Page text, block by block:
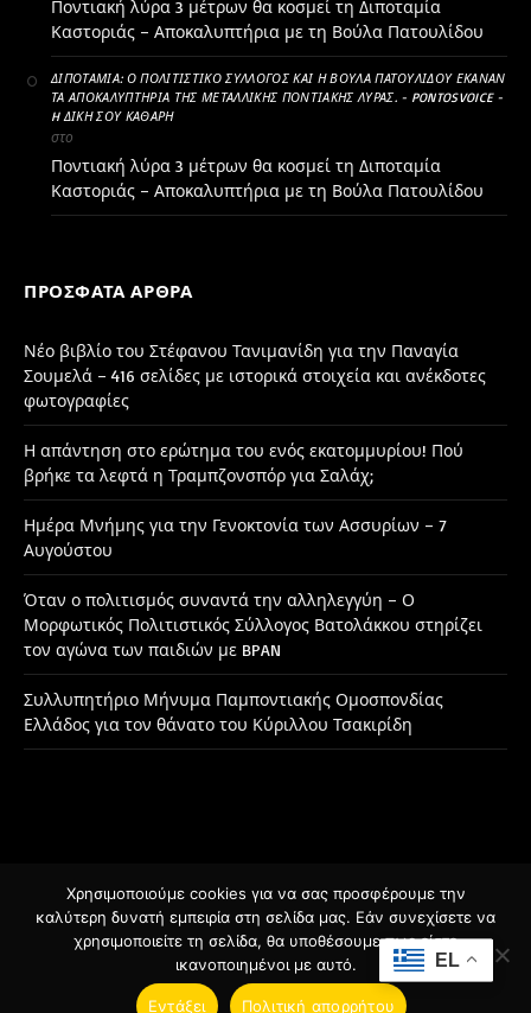
Ποντιακή λύρα 3 μέτρων θα κοσμεί τη Διποταμία
Καστοριάς – Αποκαλυπτήρια με τη Βούλα Πατουλίδου
ΔΙΠΟΤΑΜΊΑ: Ο ΠΟΛΙΤΙΣΤΙΚΌ ΣΎΛΛΟΓΟΣ ΚΑΙ Η ΒΟΎΛΑ ΠΑΤΟΥΛΊΔΟΥ ΈΚΑΝΑΝ
ΤΑ ΑΠΟΚΑΛΥΠΤΉΡΙΑ ΤΗΣ ΜΕΤΑΛΛΙΚΉΣ ΠΟΝΤΙΑΚΉΣ ΛΎΡΑΣ. - PONTOSVOICE -
H ΔΙΚΉ ΣΟΥ ΚΑΘΑΡΗ
στο
Ποντιακή λύρα 3 μέτρων θα κοσμεί τη Διποταμία
Καστοριάς – Αποκαλυπτήρια με τη Βούλα Πατουλίδου
ΠΡΌΣΦΑΤΑ ΆΡΘΡΑ
Νέο βιβλίο του Στέφανου Τανιμανίδη για την Παναγία
Σουμελά – 416 σελίδες με ιστορικά στοιχεία και ανέκδοτες
φωτογραφίες
Η απάντηση στο ερώτημα του ενός εκατομμυρίου! Πού
βρήκε τα λεφτά η Τραμπζονσπόρ για Σαλάχ;
Ημέρα Μνήμης για την Γενοκτονία των Ασσυρίων – 7
Αυγούστου
Όταν ο πολιτισμός συναντά την αλληλεγγύη – Ο
Μορφωτικός Πολιτιστικός Σύλλογος Βατολάκκου στηρίζει
τον αγώνα των παιδιών με BPAN
Συλλυπητήριο Μήνυμα Παμποντιακής Ομοσπονδίας
Ελλάδος για τον θάνατο του Κύριλλου Τσακιρίδη
FacebookInstagram
© 2026 Designed by BSee.gr
EL
Χρησιμοποιούμε cookies για να σας προσφέρουμε την
καλύτερη δυνατή εμπειρία στη σελίδα μας. Εάν συνεχίσετε να
χρησιμοποιείτε τη σελίδα, θα υποθέσουμε πως είστε
ικανοποιημένοι με αυτό.
Εντάξει Πολιτική απορρήτου